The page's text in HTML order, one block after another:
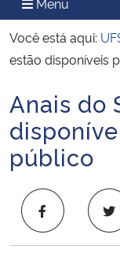
Ministério das Relações
Ministério da
Ministério da Agricultura,
Ministério da Educação
Você está aqui:
estão disponíveis
Início do conteúdo
Anais do
público